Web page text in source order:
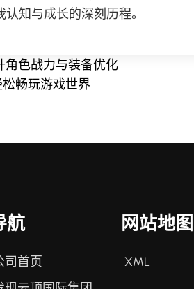
知与成长的深刻历程。
角色战力与装备优化
畅玩游戏世界
航
司首页
网站地图
XML